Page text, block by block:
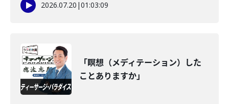
2026.07.20 |01:03:09
「瞑想（メディテーション）した
ことありますか」